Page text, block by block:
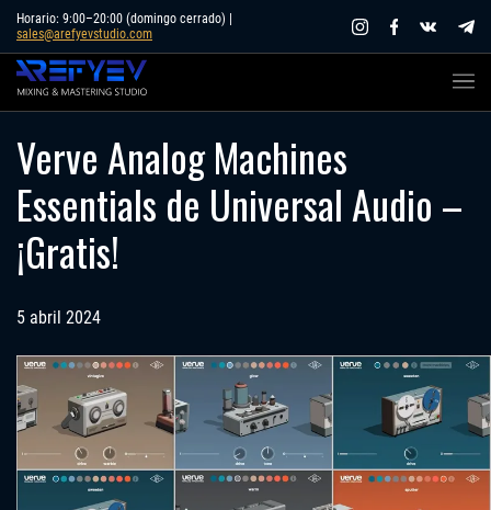
Skip
content
Horario: 9:00–20:00 (domingo cerrado) |
sales@arefyevstudio.com
Verve Analog Machines
Essentials de Universal Audio –
¡Gratis!
5 abril 2024